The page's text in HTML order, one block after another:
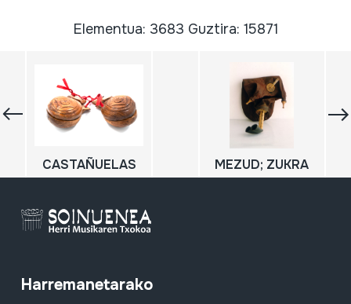
Elementua: 3683 Guztira: 15871
CASTAÑUELAS MEZUD; ZUKRA
Harremanetarako